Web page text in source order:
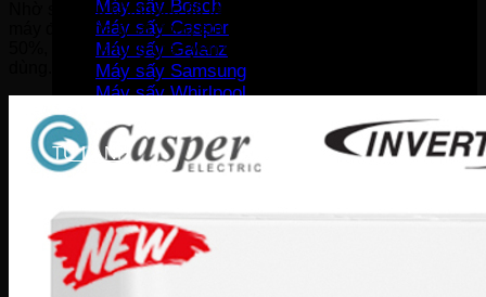
Máy sấy Bosch
Máy sấy Casper
Máy sấy Galanz
Máy sấy Samsung
Máy sấy Whirlpool
TỦ LẠNH
Tủ lạnh LG
Tủ lạnh Funiki
Tủ lạnh Sharp
Tủ lạnh Casper
Tủ lạnh Hitachi
Nhờ sự điều chỉnh tốc độ làm việc của máy theo nhu cầu,
máy điều hòa hoạt động êm dịu và giảm tiếng ồn lên đến
50%, tạo ra không gian yên tĩnh và thoải mái cho người